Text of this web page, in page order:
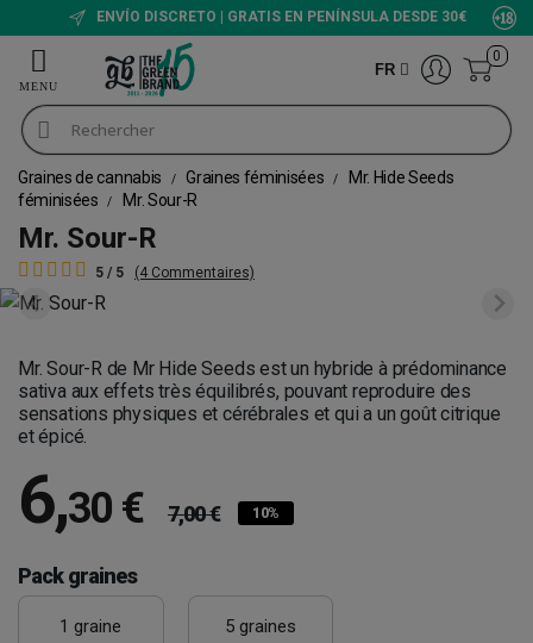
ENVÍO DISCRETO | GRATIS EN PENÍNSULA DESDE 30€
FR
0
Graines de cannabis Graines féminisées
Mr. Hide Seeds
féminisées
Mr. Sour-R
Mr. Sour-R
5 / 5 (4 Commentaires)
Mr. Sour-R de Mr Hide Seeds est un hybride à prédominance
sativa aux effets très équilibrés, pouvant reproduire des
sensations physiques et cérébrales et qui a un goût citrique
et épicé.
6,30 € 7,00 € 10%
Pack graines
1 graine 5 graines